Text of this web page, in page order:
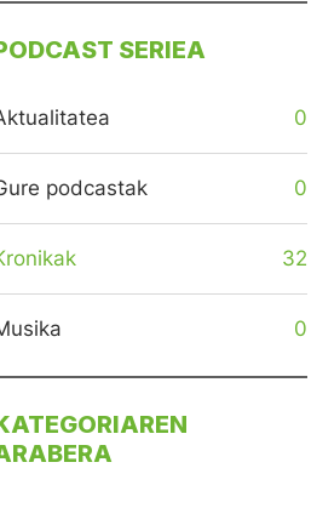
SERIEA
0
podcastak 0
32
0